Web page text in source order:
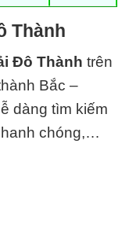
Thành
Đô Thành trên
Bắc –
dàng tìm kiếm
chóng,…